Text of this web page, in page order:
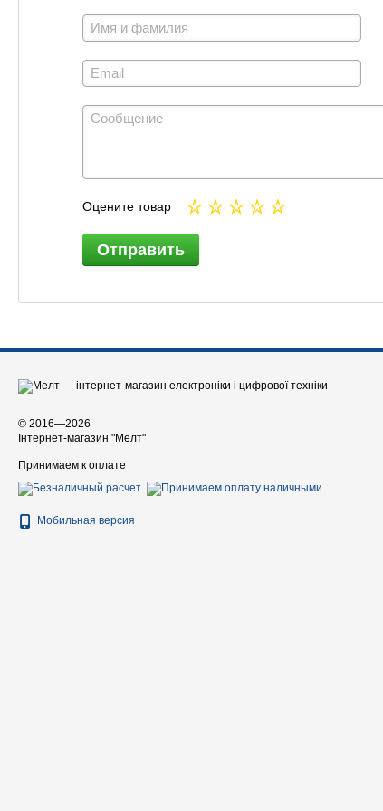
Оцените товар
Отправить
© 2016—2026
Інтернет-магазин "Мелт"
Принимаем к оплате
Мобильная версия